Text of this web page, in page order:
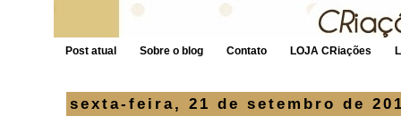
Post atual Sobre o blog Contato LOJA CRiações
sexta-feira, 21 de setembro de